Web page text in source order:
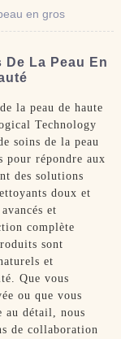
en gros
La Peau En
la peau de haute
Technology
soins de la peau
pour répondre aux
des solutions
doux et
et
complète
sont
et
Que vous
ou que vous
au détail, nous
de collaboration